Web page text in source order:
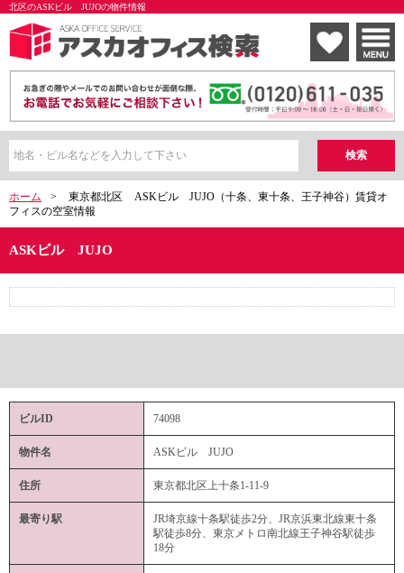
北区のASKビル JUJOの物件情報
ホーム > 東京都北区
ASKビル JUJO（十条、東十条、王子神谷）賃貸オ
フィスの空室情報
ASKビル JUJO
ビルID 74098
物件名 ASKビル JUJO
住所 東京都北区上十条1-11-9
最寄り駅
JR埼京線十条駅徒歩2分、JR京浜東北線東十条
駅徒歩8分、東京メトロ南北線王子神谷駅徒歩
18分